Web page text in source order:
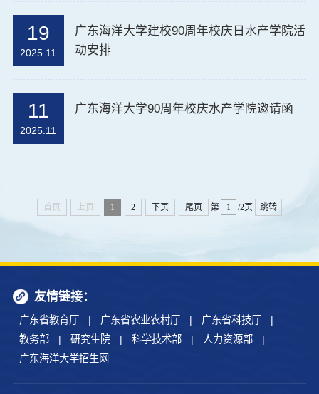
19
2025.11
广东海洋大学建校90周年校庆日水产学院活
动安排
11
2025.11
广东海洋大学90周年校庆水产学院邀请函
首页 上页 1 2 下页 尾页 第 /2页 跳转
友情链接：
广东省教育厅 | 广东省农业农村厅 | 广东省科技厅
|
教务部
| 研究生院 | 科学技术部 | 人力资源部
|
广东海洋大学招生网